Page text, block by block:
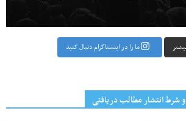
ما را در اینستاگرام دنبال کنید
انتشار مطالب دریافتی